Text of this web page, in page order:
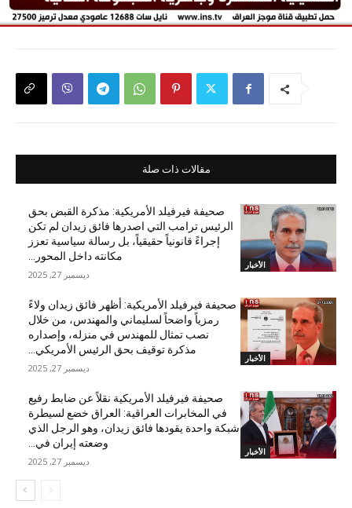
مقالات ذات صلة
الأخبار
صحيفة فيرفيلد الأمريكية: مذكرة القبض بحق
الرئيس ترامب التي اصدرها فائق زيدان لم تكن
إجراءً قانونياً حقيقياً، بل رسالة سياسية تعزز
مكانته داخل المحور...
ديسمبر 27, 2025
الأخبار
صحيفة فيرفيلد الأمريكية: أظهر فائق زيدان ولاءً
رمزياً واضحاً لسليماني والمهندس، من خلال
نصب تمثال للمهندس في منزله، وإصداره
مذكرة توقيف بحق الرئيس الأمريكي...
ديسمبر 27, 2025
الأخبار
صحيفة فيرفيلد الأمريكية نقلاً عن ضابط رفيع
في المخابرات العراقية: العراق خضع لسيطرة
شبكة واحدة يقودها فائق زيدان، وهو الرجل الذي
وضعته إيران في...
ديسمبر 27, 2025